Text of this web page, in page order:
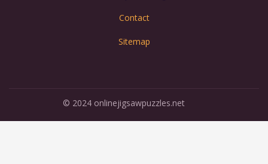
Contact
Sitemap
© 2024 onlinejigsawpuzzles.net